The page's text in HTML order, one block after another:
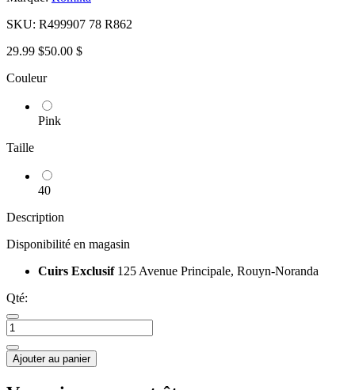
SKU: R499907 78 R862
29.99 $50.00 $
Couleur
Pink
Taille
40
Description
Disponibilité en magasin
Cuirs Exclusif 125 Avenue Principale, Rouyn-Noranda
Qté:
Ajouter au panier